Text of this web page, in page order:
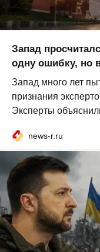
Запад
одну ошибку, но
Запад много лет
признания
Эксперты
news-r.ru